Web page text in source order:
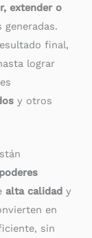
extender o
generadas.
final,
lograr
y otros
alta calidad y
en
sin